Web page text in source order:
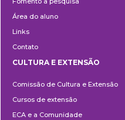
Área do aluno
Links
Contato
e
Extensão
CULTURA E EXTENSÃO
Comissão de Cultura e Extensão
Cursos de extensão
ECA e a Comunidade